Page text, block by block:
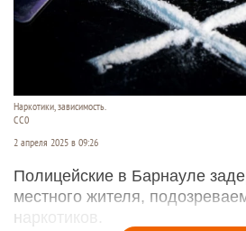
Наркотики, зависимость.
CC0
2 апреля 2025 в 09:26
Полицейские в Барнауле
местного жителя,
наркотиков.